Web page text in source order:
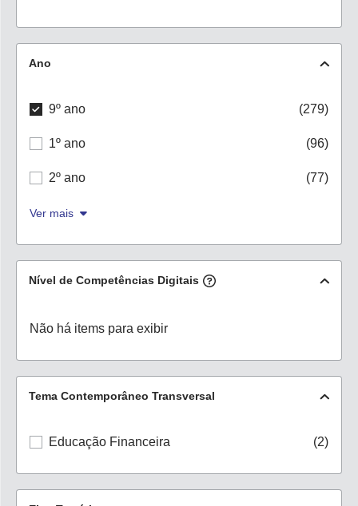
Ano
9º ano (279)
1º ano (96)
2º ano (77)
Ver mais
Nível de Competências Digitais
Não há items para exibir
Tema Contemporâneo Transversal
Educação Financeira (2)